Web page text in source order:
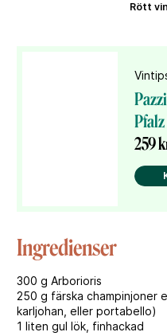
Rött vin
259
Ingredienser
300 g Arborioris
250 g färska champinjoner
karljohan, eller portabello)
1 liten gul lök, finhackad